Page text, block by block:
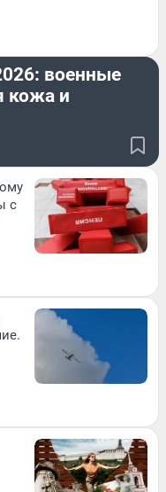
военные
кожа и
с